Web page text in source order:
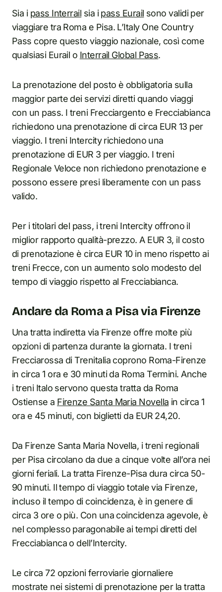
Sia i pass Interrail sia ipass Eurail sono validi per
viaggiare tra Roma e Pisa. L’Italy One Country
Pass copre questo viaggio nazionale, così come
qualsiasi Eurail o Interrail Global Pass.
La prenotazione del posto è obbligatoria sulla
maggior parte dei servizi diretti quando viaggi
con un pass. I treni Frecciargento e Frecciabianca
richiedono una prenotazione di circa EUR 13 per
viaggio. I treni Intercity richiedono una
prenotazione di EUR 3 per viaggio. I treni
Regionale Veloce non richiedono prenotazione e
possono essere presi liberamente con un pass
valido.
Per i titolari del pass, i treni Intercity offrono il
miglior rapporto qualità-prezzo. A EUR 3, il costo
di prenotazione è circa EUR 10 in meno rispetto ai
treni Frecce, con un aumento solo modesto del
tempo di viaggio rispetto al Frecciabianca.
Andare da Roma a Pisa via Firenze
Una tratta indiretta via Firenze offre molte più
opzioni di partenza durante la giornata. I treni
Frecciarossa di Trenitalia coprono Roma-Firenze
in circa 1 ora e 30 minuti da Roma Termini. Anche
i treni Italo servono questa tratta da Roma
Ostiense a Firenze Santa Maria Novella in circa 1
ora e 45 minuti, con biglietti da EUR 24,20.
Da Firenze Santa Maria Novella, i treni regionali
per Pisa circolano da due a cinque volte all’ora nei
giorni feriali. La tratta Firenze-Pisa dura circa 50-
90 minuti. Il tempo di viaggio totale via Firenze,
incluso il tempo di coincidenza, è in genere di
circa 3 ore o più. Con una coincidenza agevole, è
nel complesso paragonabile ai tempi diretti del
Frecciabianca o dell’Intercity.
Le circa 72 opzioni ferroviarie giornaliere
mostrate nei sistemi di prenotazione per la tratta